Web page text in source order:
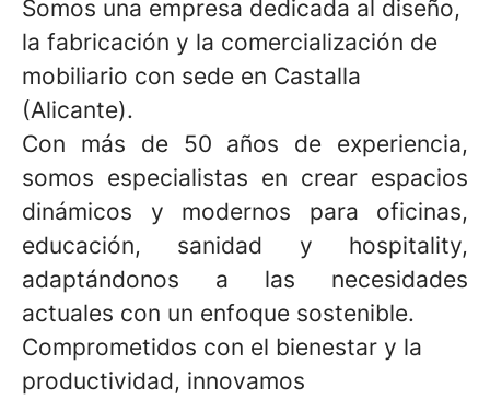
Somos una empresa dedicada al diseño,
la fabricación y la comercialización de
mobiliario con sede en Castalla
(Alicante).
Con más de 50 años de experiencia,
somos especialistas en crear espacios
dinámicos y modernos para oficinas,
educación, sanidad y hospitality,
adaptándonos a las necesidades
actuales con un enfoque sostenible.
Comprometidos con el bienestar y la
productividad, innovamos